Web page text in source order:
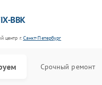
BBK
центр г.Санкт-Петербург
Срочный ремонт